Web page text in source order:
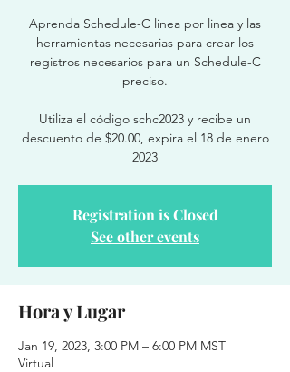
Aprenda Schedule-C linea por linea y las
herramientas necesarias para crear los
registros necesarios para un Schedule-C
preciso.
Utiliza el código schc2023 y recibe un
descuento de $20.00, expira el 18 de enero
2023
Registration is Closed
See other events
Hora y Lugar
Jan 19, 2023, 3:00 PM – 6:00 PM MST
Virtual